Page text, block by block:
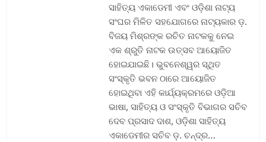
ସାହିତ୍ୟ ଏକାଡେମୀ ଏବଂ ଓଡ଼ିଶା ନାଟ୍ୟ
ସଂଘର ମିଳିତ ସହଯୋଗରେ ନାଟ୍ୟକାର ଡ଼.
ବିଜୟ ମିଶ୍ରଙ୍କ ରଚିତ ନାଟକକୁ ନେଇ
ଏକ ଶ୍ରୁତି ନାଟକ ଉତ୍ସବ ଆୟୋଜିତ
ହୋଇଯାଇଛି। ଭୁବନେଶ୍ୱର ସ୍ଥିତ
ସଂସ୍କୃତି ଭବନ ଠାରେ ଆୟୋଜିତ
ହୋଇଥିବା ଏହି କାର୍ଯ୍ୟକ୍ରମରେ ଓଡ଼ିଆ
ଭାଷା, ସାହିତ୍ୟ ଓ ସଂସ୍କୃତି ବିଭାଗର ସଚିବ
ଦେବ ପ୍ରସାଦ ଦାଶ, ଓଡ଼ିଶା ସାହିତ୍ୟ
ଏକାଡେମୀର ସଚିବ ଡ଼. ଚନ୍ଦ୍ର…